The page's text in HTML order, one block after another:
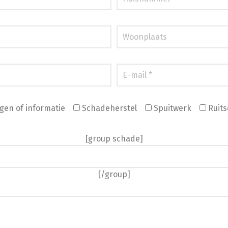
of informatie Schadeherstel Spuitwerk
[group schade]
[/group]